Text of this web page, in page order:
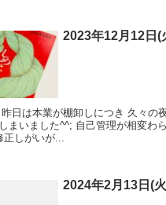
2023年12月12日(
日は本業が棚卸しにつき 久々の
まいました^^; 自己管理が相変わ
正しがいが...
2024年2月13日(